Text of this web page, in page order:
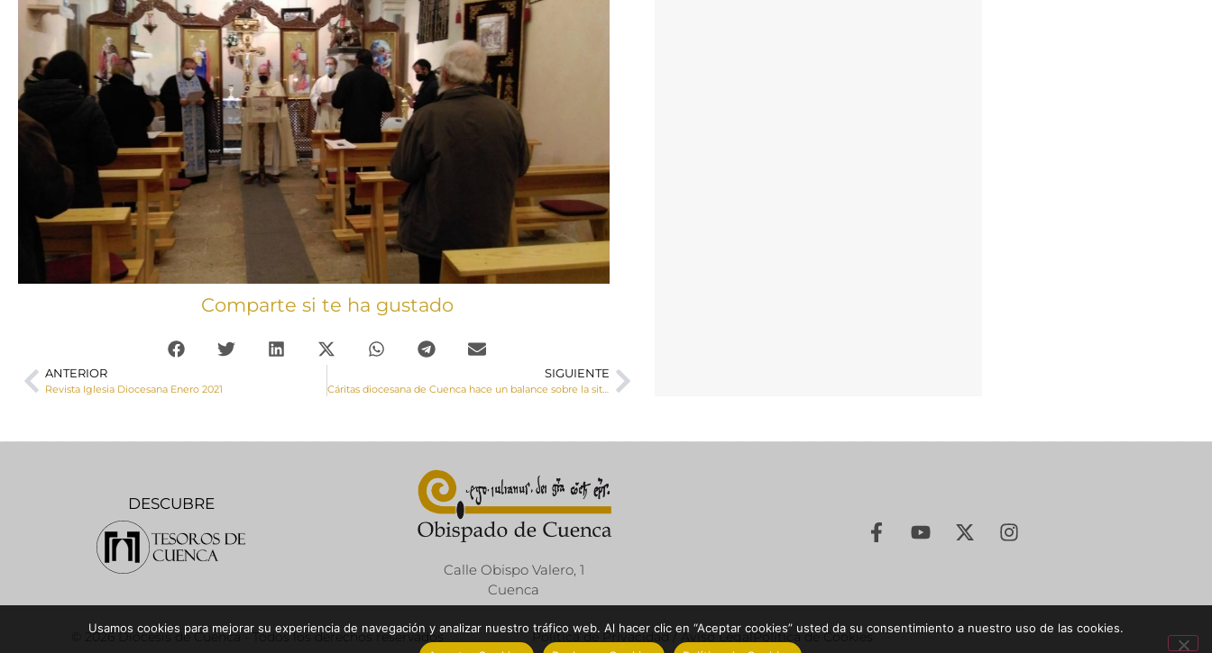
Comparte si te ha gustado
ANTERIOR
Revista Iglesia Diocesana Enero 2021
SIGUIENTE
Cáritas diocesana de Cuenca hace un balance sobre la situación de las personas que viven en la calle de la capital conquense
DESCUBRE
Calle Obispo Valero, 1
Cuenca
© 2026 Diócesis de Cuenca - Todos los derechos reservados Política de Privacidad / Aviso LegalPolítica de Cookies
Usamos cookies para mejorar su experiencia de navegación y analizar nuestro tráfico web. Al hacer clic en “Aceptar cookies” usted da su consentimiento a nuestro uso de las cookies.